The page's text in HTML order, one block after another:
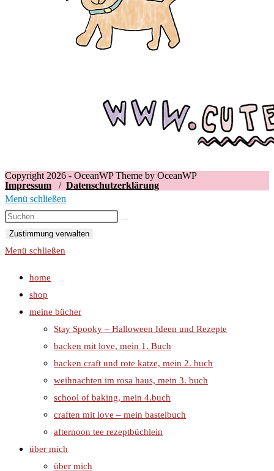
Copyright 2026 - OceanWP Theme by OceanWP
Impressum / Datenschutzerklärung
Menü schließen
Zustimmung verwalten
Menü schließen
home
shop
meine bücher
Stay Spooky – Halloween Ideen und Rezepte
backen mit love, mein 1. Buch
backen craft und rote katze, mein 2. buch
weihnachten im rosa haus, mein 3. buch
school of baking, mein 4.buch
craften mit love – mein bastelbuch
afternoon tee rezeptbüchlein
über mich
über mich